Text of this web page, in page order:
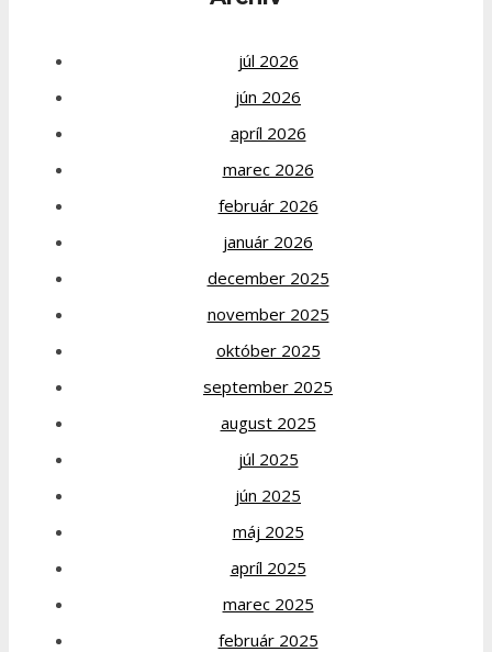
júl 2026
jún 2026
apríl 2026
marec 2026
február 2026
január 2026
december 2025
november 2025
október 2025
september 2025
august 2025
júl 2025
jún 2025
máj 2025
apríl 2025
marec 2025
február 2025